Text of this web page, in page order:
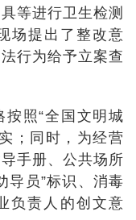
等进行卫生检测
场提出了整改意
行为给予立案查
照“全国文明城
；同时，为经营
手册、公共场所
导员”标识、消毒
负责人的创文意